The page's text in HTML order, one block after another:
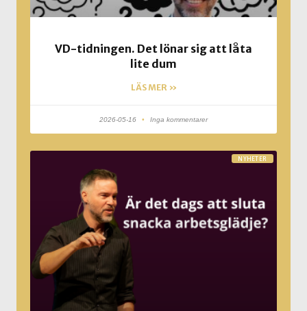
VD-tidningen. Det lönar sig att låta
lite dum
LÄS MER »
2026-05-16 Inga kommentarer
NYHETER